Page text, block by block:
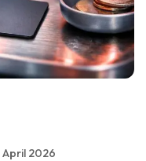
April 2026